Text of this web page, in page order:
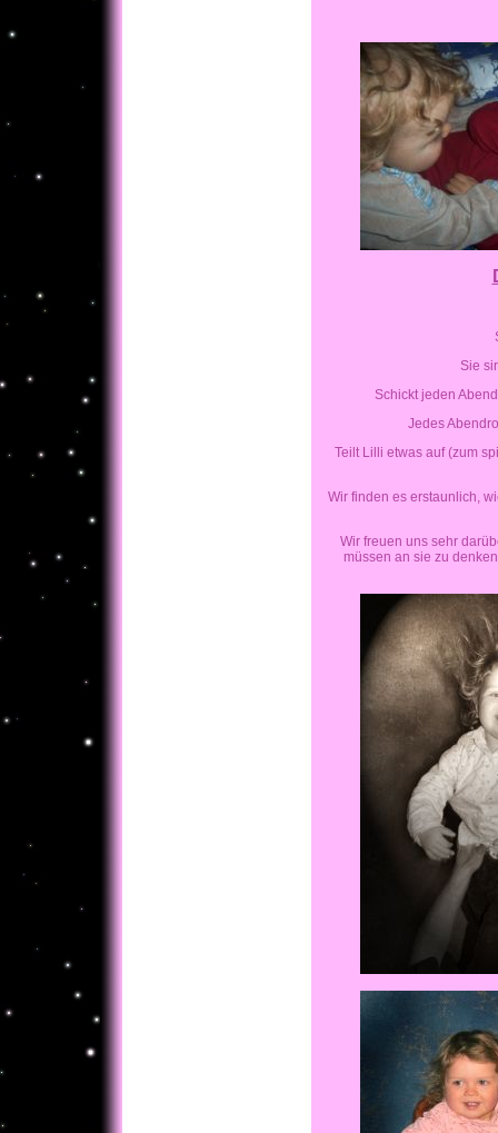
Sie
Schickt jeden
Jedes
Teilt Lilli etwas auf (zum
Wir finden es erstaunlich,
Wir freuen uns sehr
müssen an sie zu